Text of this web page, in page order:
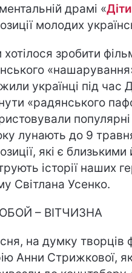
драмі «
молодих
зробити
українці під час
«радянського
популярні
лунають до 9
які є
історії наших
Світлана Усенко.
– ВІТЧИЗНА
на думку творців
Анни Стрижкової,